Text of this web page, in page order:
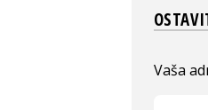
Vaša